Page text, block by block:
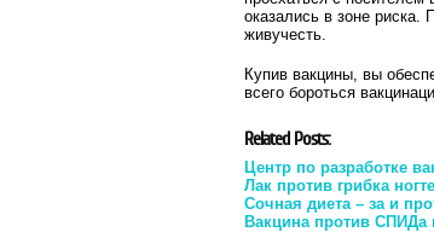
оказались в зоне риска.
живучесть.
Купив вакцины, вы
всего бороться
Related Posts:
Центр по разработке
Лак против грибка
Сочная диета – за и
Вакцина против СПИДа